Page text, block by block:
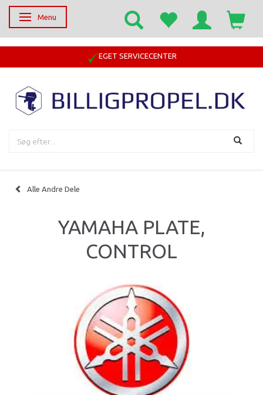
Skifte navigation
Menu
EGET SERVICECENTER
Alle Andre Dele
YAMAHA PLATE,
CONTROL